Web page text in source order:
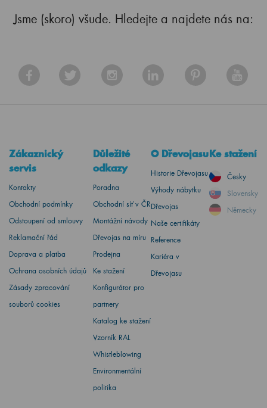
Jsme (skoro) všude. Hledejte a najdete nás na:
Zákaznický
servis
Kontakty
Obchodní podmínky
Odstoupení od smlouvy
Reklamační řád
Doprava a platba
Ochrana osobních údajů
Zásady zpracování
souborů cookies
Důležité
odkazy
Poradna
Obchodní síť v ČR
Montážní návody
Dřevojas na míru
Prodejna
Ke stažení
Konfigurátor pro
partnery
Katalog ke stažení
Vzorník RAL
Whistleblowing
Environmentální
politika
O Dřevojasu
Historie Dřevojasu
Výhody nábytku
Dřevojas
Naše certifikáty
Reference
Kariéra v
Dřevojasu
Ke stažení
Česky
Slovensky
Německy